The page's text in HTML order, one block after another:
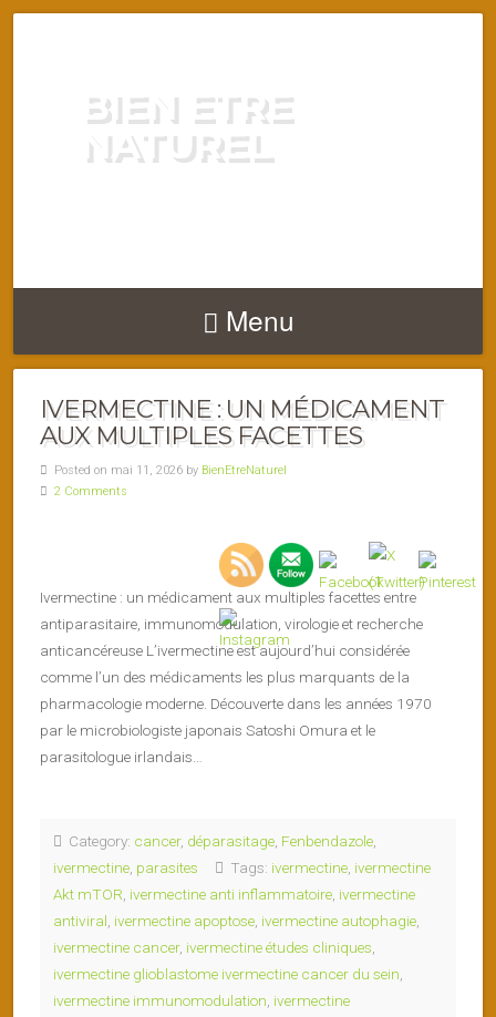
BIEN ETRE
NATUREL
Menu
IVERMECTINE : UN MÉDICAMENT
AUX MULTIPLES FACETTES
Posted on mai 11, 2026 by BienEtreNaturel
2 Comments
Ivermectine : un médicament aux multiples facettes entre
antiparasitaire, immunomodulation, virologie et recherche
anticancéreuse L’ivermectine est aujourd’hui considérée
comme l’un des médicaments les plus marquants de la
pharmacologie moderne. Découverte dans les années 1970
par le microbiologiste japonais Satoshi Omura et le
parasitologue irlandais…
Category: cancer, déparasitage Fenbendazole
ivermectine parasites Tags: ivermectine ivermectine
Akt mTOR ivermectine anti inflammatoire ivermectine
antiviral ivermectine apoptose ivermectine autophagie
ivermectine cancer, ivermectine études cliniques
ivermectine glioblastome ivermectine cancer du sein
ivermectine immunomodulation ivermectine